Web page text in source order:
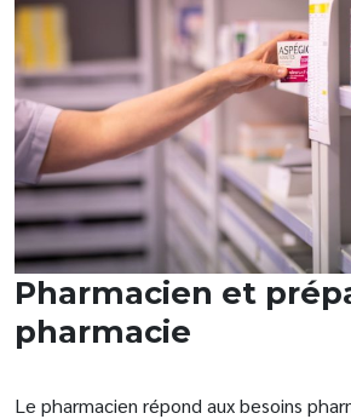
Pharmacien et
pharmacie
Le pharmacien répond aux besoins